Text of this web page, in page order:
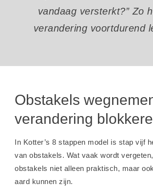
vandaag versterkt?” Zo
verandering voortdurend
Obstakels
verandering
In Kotter’s 8 stappen model is stap vijf
van obstakels. Wat vaak wordt
obstakels niet alleen praktisch, maar
aard kunnen zijn.